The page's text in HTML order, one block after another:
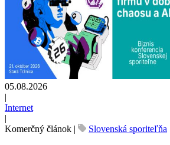
05.08.2026
|
Internet
|
Komerčný článok | Slovenská sporiteľňa